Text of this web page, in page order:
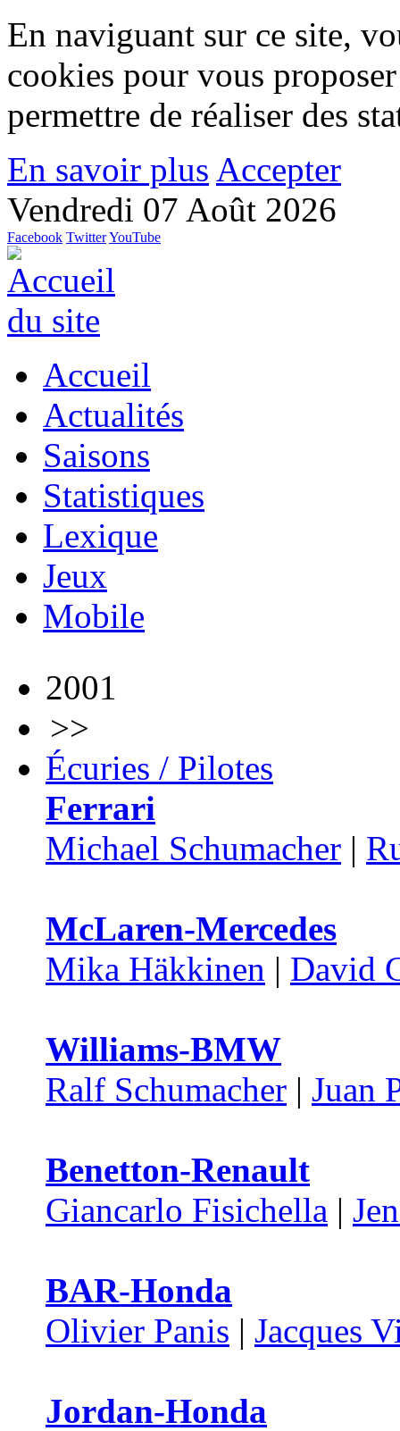
En naviguant sur ce site,
cookies pour vous
permettre de réaliser des
En savoir plus Accepter
Vendredi 07 Août 2026
Facebook TwitterYouTube
Accueil
Actualités
Saisons
Statistiques
Lexique
Jeux
Mobile
2001
>>
Écuries / Pilotes
Ferrari
Michael Schumacher |
McLaren-Mercedes
Mika Häkkinen | David
Williams-BMW
Ralf Schumacher | Juan
Benetton-Renault
Giancarlo Fisichella |
BAR-Honda
Olivier Panis | Jacques
Jordan-Honda